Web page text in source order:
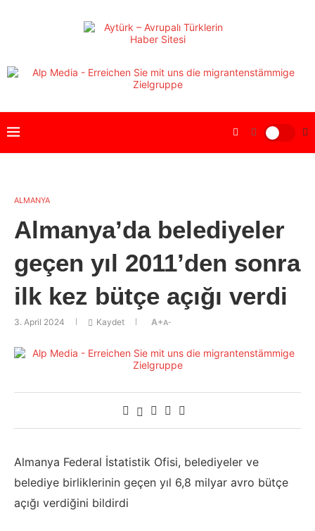
ALMANYA
Almanya’da belediyeler
geçen yıl 2011’den sonra
ilk kez bütçe açığı verdi
3. April 2024 Kaydet A+A-
Almanya Federal İstatistik Ofisi, belediyeler ve
belediye birliklerinin geçen yıl 6,8 milyar avro bütçe
açığı verdiğini bildirdi